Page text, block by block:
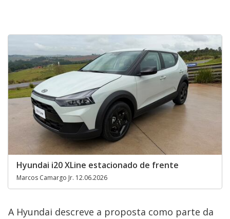
Hyundai i20 XLine estacionado de frente
Marcos Camargo Jr. 12.06.2026
A Hyundai descreve a proposta como parte da